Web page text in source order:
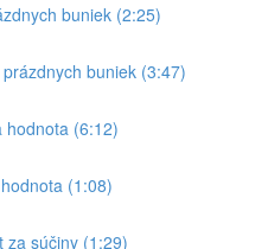
buniek (2:25)
buniek (3:47)
hodnota (6:12)
(1:08)
za súčiny (1:29)